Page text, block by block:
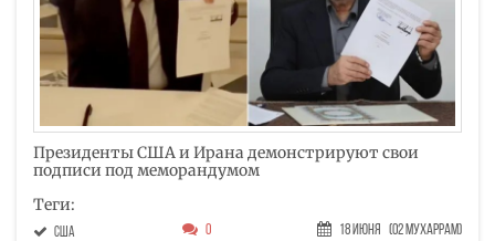
Президенты США и Ирана демонстрируют свои
подписи под меморандумом
Теги:
США
0 18 Июня (02 Мухаррам)